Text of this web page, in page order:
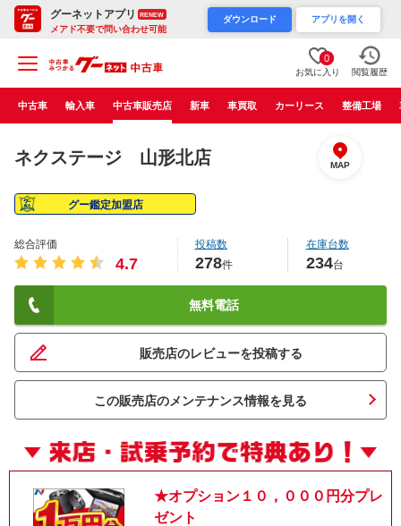
グーネットアプリ RENEW
メアド不要で問い合わせ可能
ダウンロード アプリを開く
0
お気に入り 閲覧履歴
中古車 輸入車 中古車販売店 新車 車買取 カーリース 整備工場
ネクステージ 山形北店 MAP
グー鑑定加盟店
総合評価
4.7
投稿数
278件
在庫台数
234台
無料電話
販売店のレビューを投稿する
この販売店のメンテナンス情報を見る
★オプション１０，０００円分プレ
ゼント